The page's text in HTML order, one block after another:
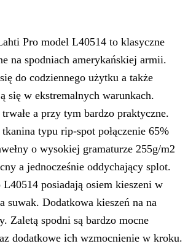
Pro model L40514 to klasyczne
na spodniach amerykańskiej armii.
do codziennego użytku a także
się w ekstremalnych warunkach.
a przy tym bardzo praktyczne.
typu rip-spot połączenie 65%
o wysokiej gramaturze 255g/m2
a jednocześnie oddychający splot.
posiadają osiem kieszeni w
suwak. Dodatkowa kieszeń na na
Zaletą spodni są bardzo mocne
dodatkowe ich wzmocnienie w kroku.